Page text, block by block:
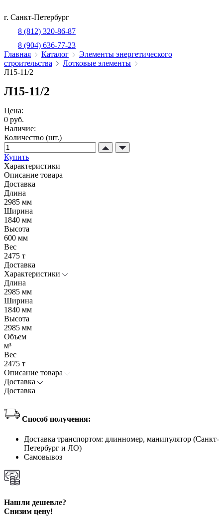
г. Санкт-Петербург
8 (812) 320-86-87
8 (904) 636-77-23
Главная
Каталог
Элементы энергетического
строительства
Лотковые элементы
Л15-11/2
Л15-11/2
Цена:
0 руб.
Наличие:
Количество (шт.)
Купить
Характеристики
Описание товара
Доставка
Длина
2985 мм
Ширина
1840 мм
Высота
600 мм
Вес
2475 т
Доставка
Характеристики
Длина
2985 мм
Ширина
1840 мм
Высота
2985 мм
Объем
м³
Вес
2475 т
Описание товара
Доставка
Доставка
Способ получения:
Доставка транспортом: длинномер, манипулятор (Санкт-
Петербург и ЛО)
Самовывоз
Нашли дешевле?
Снизим цену!